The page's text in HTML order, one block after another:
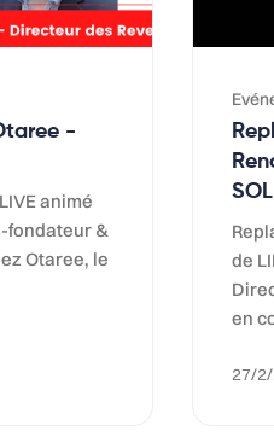
-
animé
fondateur &
Otaree, le
de
en
27/